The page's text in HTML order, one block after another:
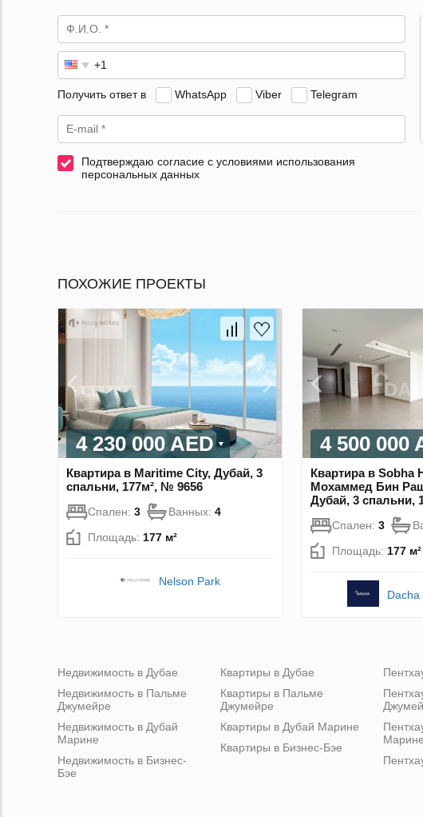
Получить ответ в WhatsApp Viber Telegram
Подтверждаю согласие с условиями использования
персональных данных
ПОХОЖИЕ ПРОЕКТЫ
4 230 000 AED
Квартира в Maritime City, Дубай, 3
спальни, 177м², № 9656
Спален: 3 Ванных: 4
Площадь: 177 м²
Nelson Park
4 500 000
Квартира в Sobha
Мохаммед Бин
Дубай, 3 спальни,
Спален: 3
Площадь: 177 м²
Dacha
Недвижимость в Дубае
Недвижимость в Пальме
Джумейре
Недвижимость в Дубай
Марине
Недвижимость в Бизнес-
Бэе
Квартиры в Дубае
Квартиры в Пальме
Джумейре
Квартиры в Дубай Марине
Квартиры в Бизнес-Бэе
Марине